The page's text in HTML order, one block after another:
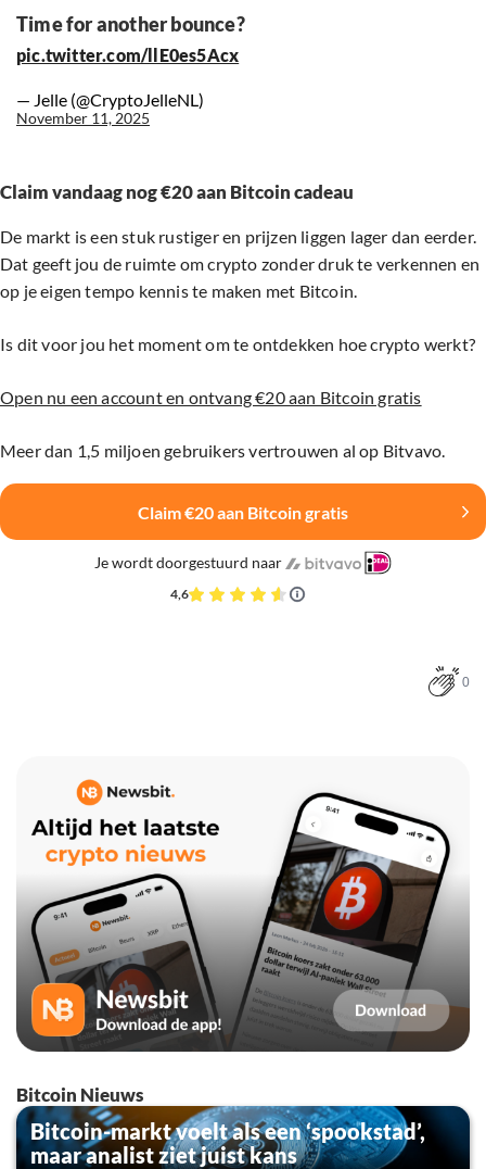
Time for another bounce?
pic.twitter.com/llE0es5Acx
— Jelle (@CryptoJelleNL)
November 11, 2025
Claim vandaag nog €20 aan Bitcoin cadeau
De markt is een stuk rustiger en prijzen liggen lager dan eerder.
Dat geeft jou de ruimte om crypto zonder druk te verkennen en
op je eigen tempo kennis te maken met Bitcoin.
Is dit voor jou het moment om te ontdekken hoe crypto werkt?
Open nu een account en ontvang €20 aan Bitcoin gratis
Meer dan 1,5 miljoen gebruikers vertrouwen al op Bitvavo.
Claim €20 aan Bitcoin gratis
Je wordt doorgestuurd naar
4,6
0
Bitcoin Nieuws
Bitcoin-markt voelt als een ‘spookstad’,
maar analist ziet juist kans